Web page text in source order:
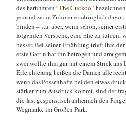
des berühmten“The Cuckoo”
jemand seine Zuhörer eindringlich
binden – v.a. aber, wenn schon, seiner
folgenden Versuche, eine Ehe zu führen,
besser. Bei seiner Erzählung trieft ihm
erste Gattin hat ihn betrogen und arm
zwei wollte ihm gar mit einem Strick ans
Erleichterung beißen die Damen alle
wenn das Possenhafte bei den etwas
stärker zum Ausdruck kommt, sind der
die fast gespenstisch anheimelnden
Wegmarke im Großen Park.